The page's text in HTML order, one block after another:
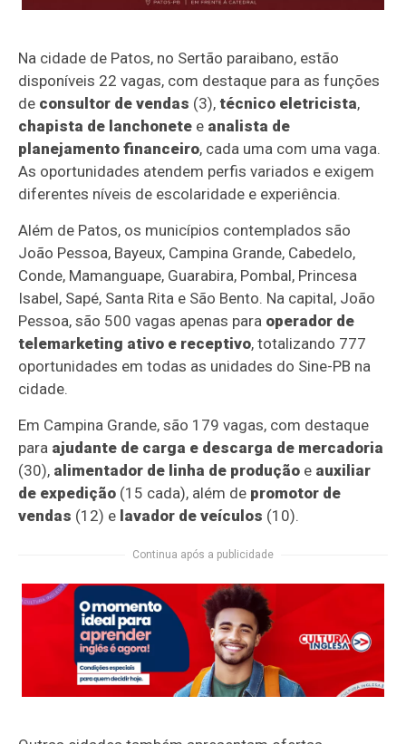
Na cidade de Patos, no Sertão paraibano, estão
disponíveis 22 vagas, com destaque para as funções
de consultor de vendas (3),técnico eletricista,
chapista de lanchonete e analista de
planejamento financeiro, cada uma com uma vaga.
As oportunidades atendem perfis variados e exigem
diferentes níveis de escolaridade e experiência.
Além de Patos, os municípios contemplados são
João Pessoa, Bayeux, Campina Grande, Cabedelo,
Conde, Mamanguape, Guarabira, Pombal, Princesa
Isabel, Sapé, Santa Rita e São Bento. Na capital, João
Pessoa, são 500 vagas apenas para operador de
telemarketing ativo e receptivo, totalizando 777
oportunidades em todas as unidades do Sine-PB na
cidade.
Em Campina Grande, são 179 vagas, com destaque
para ajudante de carga e descarga de mercadoria
(30), alimentador de linha de produção e auxiliar
de expedição (15 cada), além de promotor de
vendas (12) e lavador de veículos (10).
Continua após a publicidade